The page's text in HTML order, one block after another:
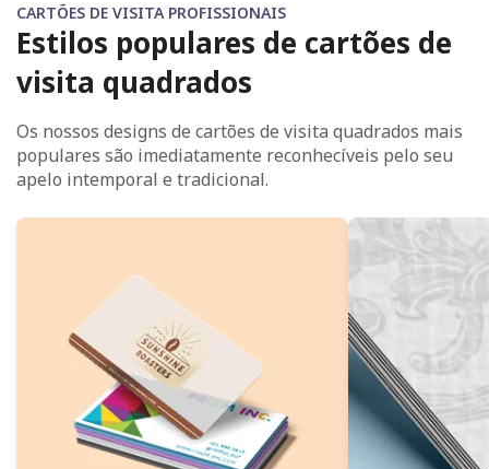
CARTÕES DE VISITA PROFISSIONAIS
Estilos populares de cartões de
visita quadrados
Os nossos designs de cartões de visita quadrados mais
populares são imediatamente reconhecíveis pelo seu
apelo intemporal e tradicional.